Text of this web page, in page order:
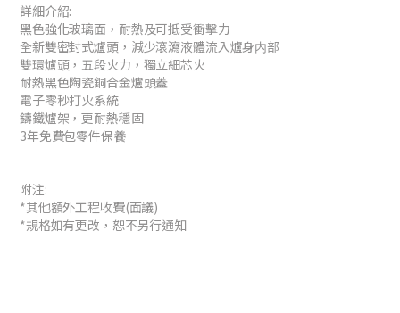
詳細介紹:
黑色強化玻璃面，耐熱及可抵受衝擊力
全新雙密封式爐頭，減少滾瀉液體流入爐身内部
雙環爐頭，五段火力，獨立細芯火
耐熱黑色陶瓷銅合金爐頭蓋
電子零秒打火系統
鑄鐵爐架，更耐熱穩固
3年免費包零件保養
附注:
*其他額外工程收費(面議)
*規格如有更改，恕不另行通知